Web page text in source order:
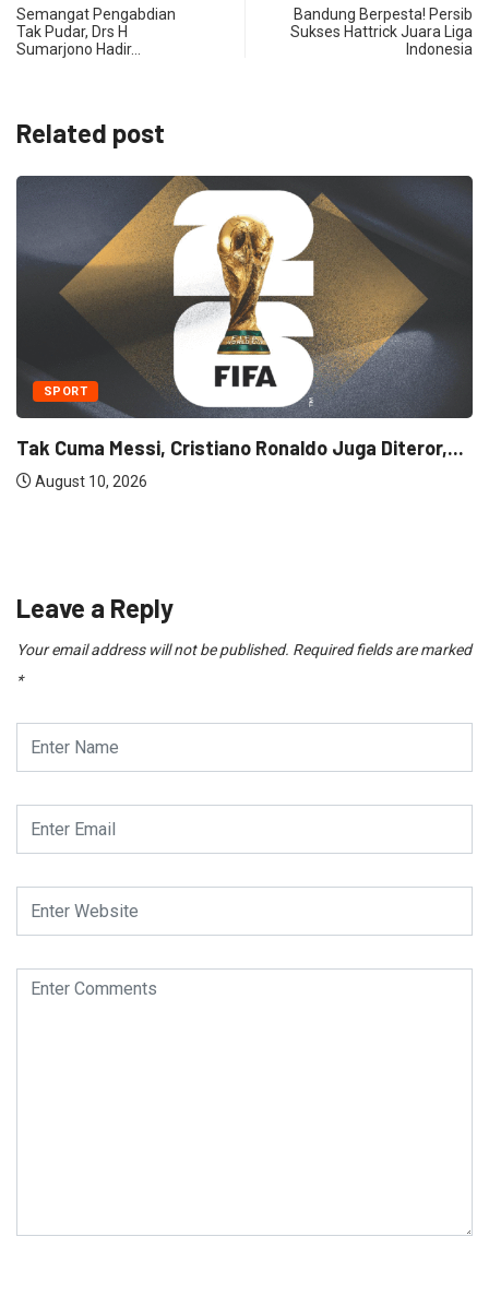
Semangat Pengabdian
Tak Pudar, Drs H
Sumarjono Hadir…
Bandung Berpesta! Persib
Sukses Hattrick Juara Liga
Indonesia
Related post
SPORT
Leave a Reply
Your email address will not be published. Required fields are marked
*